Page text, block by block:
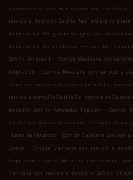
a domicilio Saltillo Fraccionamiento real Ankara
servicio a domicilio Saltillo Real ankara turquesa
domicilio Saltillo Ignacio Zaragoza 2da Ampliación
domicilio Saltillo Residencial Sección 38 .
Saltillo Amistad II . Comida Mexicana con
Ampliación
. Comida Mexicana con servicio a
Mexicana con servicio a domicilio Saltillo
servicio a domicilio Saltillo Sin Nombre de Colonia
domicilio Saltillo Arboledas Popular
.
Comida
Saltillo San Ramón Ampliación
. Comida
Huerta de Venancio . Comida Mexicana con
Estado
. Comida Mexicana con servicio a
Ampliación . Comida Mexicana con servicio a
Mexicana con servicio a domicilio Saltillo